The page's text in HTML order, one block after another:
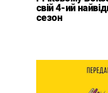
свій 4-ий
сезон